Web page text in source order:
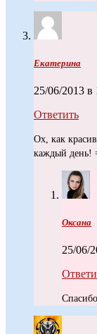
Екатерина
25/06/2013 в
Ответить
Ох, как
каждый
Оксана
25/06/